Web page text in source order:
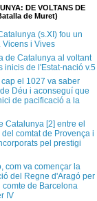
DE VOLTANS DE
de Muret)
(s.XI) fou un
Vicens i Vives
de Catalunya al voltant
inicis de l'Estat-nació v.5
el 1027 va saber
Déu i aconseguí que
de pacificació a la
Catalunya [2] entre el
comtat de Provença i
pel prestigi
com va començar la
del Regne d'Aragó per
comte de Barcelona
IV